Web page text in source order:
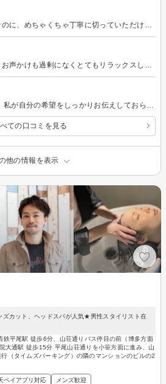
ての口コミを見る
他の情報を表示
カット、ヘッドスパが人気★男性スタイリスト在
鉄平尾駅 徒歩6分、山荘通りバス停目の前（博多方面
大通駅 徒歩15分 平尾山荘通りを小笹方面に進み、山
（タイムズパーキング）の隣のマンションのビルの2
ペイアプリ対応 メンズ歓迎